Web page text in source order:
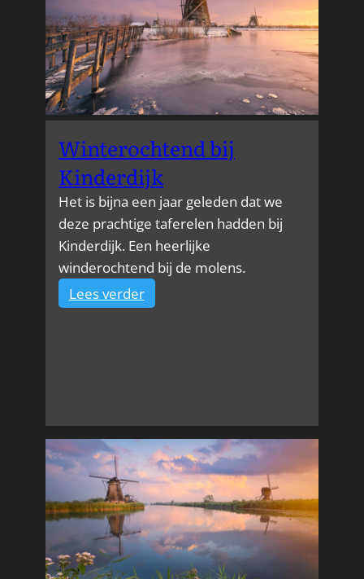
Winterochtend bij
Kinderdijk
Het is bijna een jaar geleden dat we
deze prachtige taferelen hadden bij
Kinderdijk. Een heerlijke
winderochtend bij de molens.
Lees verder: